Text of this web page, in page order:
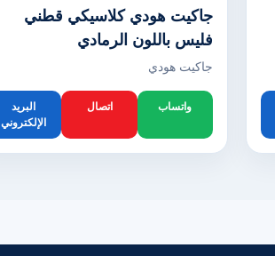
جاكيت هودي كلاسيكي قطني
فليس باللون الرمادي
جاكيت هودي
واتساب اتصال
البريد
الإلكتروني